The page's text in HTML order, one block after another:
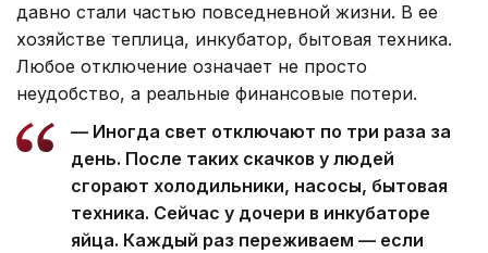
давно стали частью повседневной жизни. В ее
хозяйстве теплица, инкубатор, бытовая техника.
Любое отключение означает не просто
неудобство, а реальные финансовые потери.
— Иногда свет отключают по три раза за
день. После таких скачков у людей
сгорают холодильники, насосы, бытовая
техника. Сейчас у дочери в инкубаторе
яйца. Каждый раз переживаем — если